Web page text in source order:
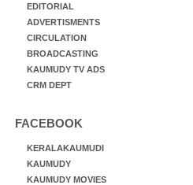
EDITORIAL
ADVERTISMENTS
CIRCULATION
BROADCASTING
KAUMUDY TV ADS
CRM DEPT
FACEBOOK
KERALAKAUMUDI
KAUMUDY
KAUMUDY MOVIES